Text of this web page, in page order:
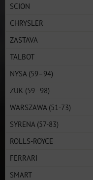
SCION
CHRYSLER
ZASTAVA
TALBOT
NYSA (59–94)
ŻUK (59–98)
WARSZAWA (51-73)
SYRENA (57-83)
ROLLS-ROYCE
FERRARI
SMART